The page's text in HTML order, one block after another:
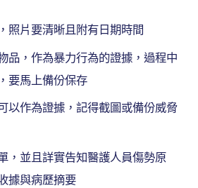
照片要清晰且附有日期時間
品，作為暴力行為的證據，過程中
要馬上備份保存
以作為證據，記得截圖或備份威脅
，並且詳實告知醫護人員傷勢原
據與病歷摘要